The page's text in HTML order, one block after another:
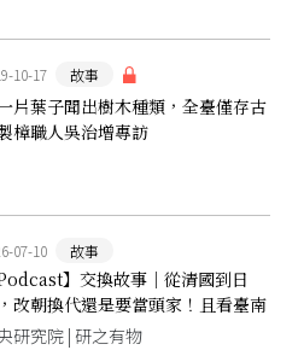
10-17 故事
片葉子聞出樹木種類，全臺僅存古
樟職人吳治增專訪
07-10 故事
Podcast】交換故事｜從清國到日
改朝換代還是要當頭家！且看臺南
如何逆風求生？
研究院 | 研之有物